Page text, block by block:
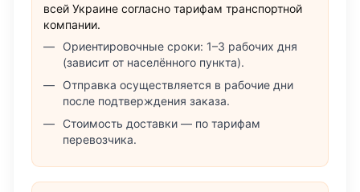
всей Украине согласно тарифам транспортной
компании.
Ориентировочные сроки: 1–3 рабочих дня
(зависит от населённого пункта).
Отправка осуществляется в рабочие дни
после подтверждения заказа.
Стоимость доставки — по тарифам
перевозчика.